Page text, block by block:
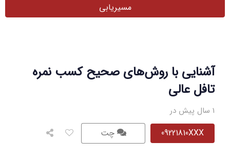
آشنایی با روش‌های صحیح کسب نمره
تافل عالی
1 سال پیش در
09221810XXX چت
مسیریابی